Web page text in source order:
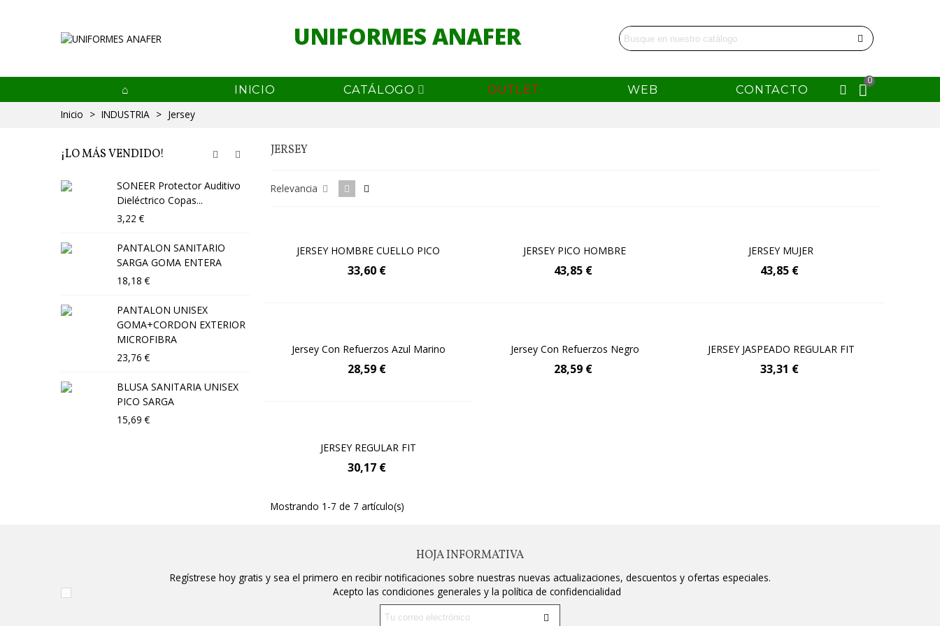
UNIFORMES ANAFER
INICIO CATÁLOGO OUTLET WEB CONTACTO
0
Inicio > INDUSTRIA > Jersey
¡LO MÁS VENDIDO!
SONEER Protector Auditivo
Dieléctrico Copas...
3,22 €
PANTALON SANITARIO
SARGA GOMA ENTERA
18,18 €
PANTALON UNISEX
GOMA+CORDON EXTERIOR
MICROFIBRA
23,76 €
BLUSA SANITARIA UNISEX
PICO SARGA
15,69 €
PANTALÓN CON PETO
23,69 €
BLUSA MUJER LEYRE
BATA MUJER PRISCILA
JERSEY
Relevancia
Añadir Al Carrito
JERSEY HOMBRE CUELLO PICO
33,60 €
Añadir Al Carrito
JERSEY PICO HOMBRE
43,85 €
Añadir Al Carrito
JERSEY MUJER
43,85 €
Añadir Al Carrito
Jersey Con Refuerzos Azul Marino
28,59 €
Añadir Al Carrito
Jersey Con Refuerzos Negro
28,59 €
Añadir Al Carrito
JERSEY JASPEADO REGULAR FIT
33,31 €
Añadir Al Carrito
JERSEY REGULAR FIT
30,17 €
Mostrando 1-7 de 7 artículo(s)
HOJA INFORMATIVA
Regístrese hoy gratis y sea el primero en recibir notificaciones sobre nuestras nuevas actualizaciones, descuentos y ofertas especiales.
Acepto las condiciones generales y la política de confidencialidad